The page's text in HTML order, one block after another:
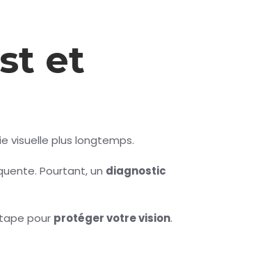
et
visuelle plus longtemps.
Pourtant, un diagnostic
pour protéger votre vision.